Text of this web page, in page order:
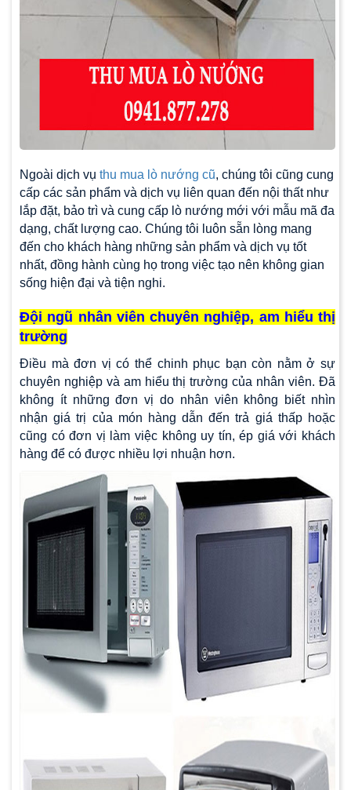
Ngoài dịch vụ thu mua lò nướng cũ, chúng tôi cũng cung
cấp các sản phẩm và dịch vụ liên quan đến nội thất như
lắp đặt, bảo trì và cung cấp lò nướng mới với mẫu mã đa
dạng, chất lượng cao. Chúng tôi luôn sẵn lòng mang
đến cho khách hàng những sản phẩm và dịch vụ tốt
nhất, đồng hành cùng họ trong việc tạo nên không gian
sống hiện đại và tiện nghi.
Đội ngũ nhân viên chuyên nghiệp, am hiểu thị
trường
Điều mà đơn vị có thể chinh phục bạn còn nằm ở sự
chuyên nghiệp và am hiểu thị trường của nhân viên. Đã
không ít những đơn vị do nhân viên không biết nhìn
nhận giá trị của món hàng dẫn đến trả giá thấp hoặc
cũng có đơn vị làm việc không uy tín, ép giá với khách
hàng để có được nhiều lợi nhuận hơn.